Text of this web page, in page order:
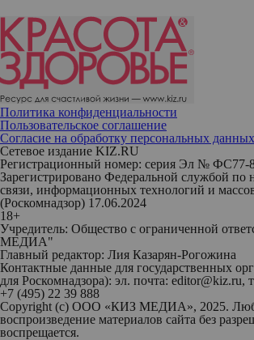
Политика конфиденциальности
Пользовательское соглашение
Согласие на обработку персональных данных
Сетевое издание KIZ.RU
Регистрационный номер: серия Эл № ФС77-
Зарегистрировано Федеральной службой по
связи, информационных технологий и
(Роскомнадзор) 17.06.2024
18+
Учредитель: Общество с ограниченной
МЕДИА"
Главный редактор: Лия Казарян-Рогожина
Контактные данные для государственных
для Роскомнадзора): эл. почта: editor@kiz.ru,
+7 (495) 22 39 888
Copyright (с) ООО «КИЗ МЕДИА», 2025.
воспроизведение материалов сайта без
воспрещается.